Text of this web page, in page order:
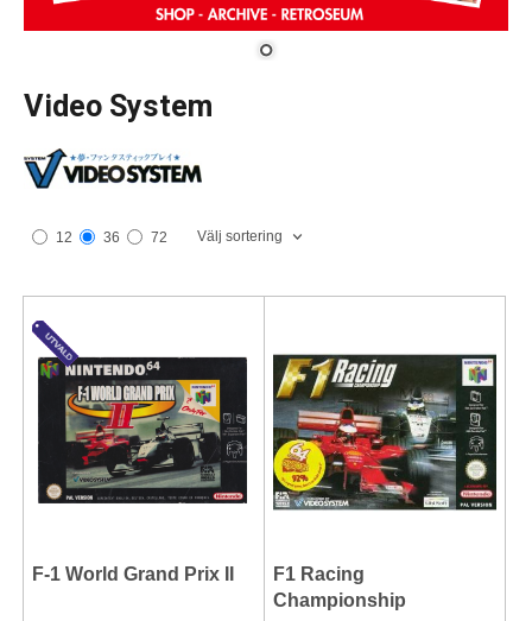
Video System
12 36 72 Välj sortering
F-1 World Grand Prix II
F1 Racing
Championship